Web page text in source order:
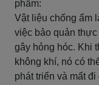
phẩm:
Vật liệu chống ẩm
việc bảo quản
gây hỏng hóc. Khi
không khí, nó có
phát triển và mất